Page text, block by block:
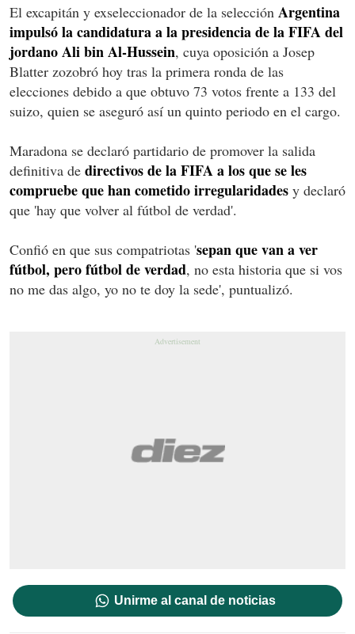
El excapitán y exseleccionador de la selección Argentina
impulsó la candidatura a la presidencia de la FIFA del
jordano Ali bin Al-Hussein, cuya oposición a Josep
Blatter zozobró hoy tras la primera ronda de las
elecciones debido a que obtuvo 73 votos frente a 133 del
suizo, quien se aseguró así un quinto periodo en el cargo.
Maradona se declaró partidario de promover la salida
definitiva de directivos de la FIFA a los que se les
compruebe que han cometido irregularidades y declaró
que 'hay que volver al fútbol de verdad'.
Confió en que sus compatriotas 'sepan que van a ver
fútbol, pero fútbol de verdad, no esta historia que si vos
no me das algo, yo no te doy la sede', puntualizó.
Unirme al canal de noticias